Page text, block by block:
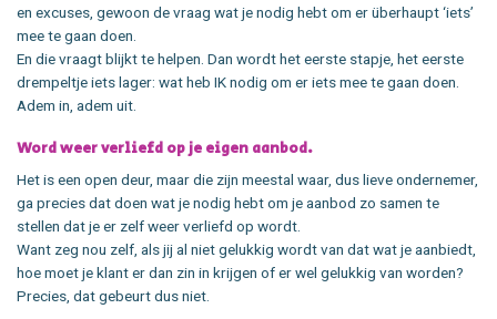
en excuses, gewoon de vraag wat je nodig hebt om er überhaupt ‘iets’
mee te gaan doen.
En die vraagt blijkt te helpen. Dan wordt het eerste stapje, het eerste
drempeltje iets lager: wat heb IK nodig om er iets mee te gaan doen.
Adem in, adem uit.
Word weer verliefd op je eigen aanbod.
Het is een open deur, maar die zijn meestal waar, dus lieve ondernemer,
ga precies dat doen wat je nodig hebt om je aanbod zo samen te
stellen dat je er zelf weer verliefd op wordt.
Want zeg nou zelf, als jij al niet gelukkig wordt van dat wat je aanbiedt,
hoe moet je klant er dan zin in krijgen of er wel gelukkig van worden?
Precies, dat gebeurt dus niet.